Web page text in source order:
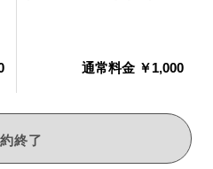
通常料金 ￥1,000
終了